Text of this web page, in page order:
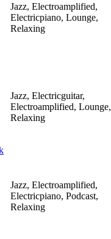
Jazz, Electroamplified,
Electricpiano, Lounge,
Relaxing
Jazz, Electricguitar,
Electroamplified, Lounge,
Relaxing
Jazz, Electroamplified,
Electricpiano, Podcast,
Relaxing